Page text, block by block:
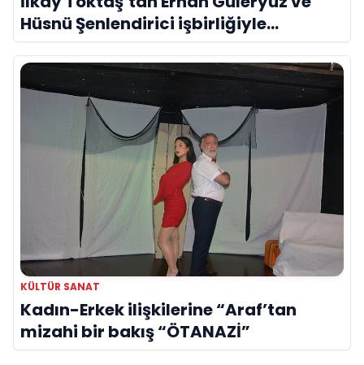
Hüsnü Şenlendirici işbirliğiyle
duygusal bir aşk manifestosu: “Deliler
Gibi”
KÜLTÜR SANAT
Kadın-Erkek ilişkilerine “Araf’tan
mizahi bir bakış “ÖTANAZİ”